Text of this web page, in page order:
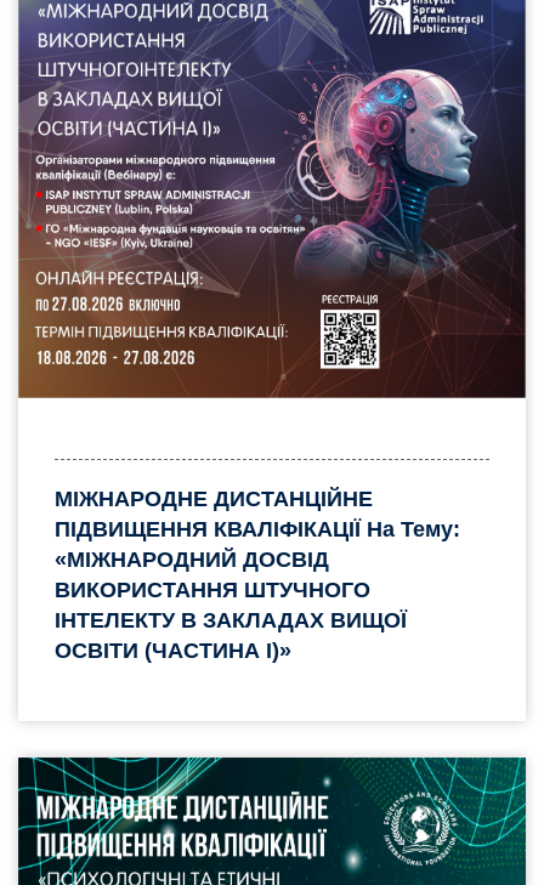
МІЖНАРОДНЕ ДИСТАНЦІЙНЕ
ПІДВИЩЕННЯ КВАЛІФІКАЦІЇ На Тему:
«МІЖНАРОДНИЙ ДОСВІД
ВИКОРИСТАННЯ ШТУЧНОГО
ІНТЕЛЕКТУ В ЗАКЛАДАХ ВИЩОЇ
ОСВІТИ (ЧАСТИНА I)»